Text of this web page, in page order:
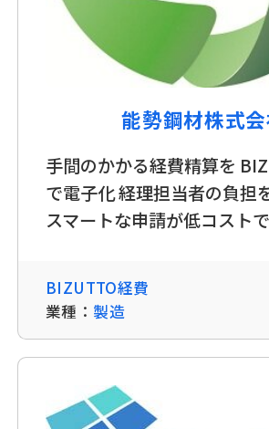
能勢鋼材株式
手間のかかる経費精算を
で電子化 経理担当者の負担
スマートな申請が低コスト
BIZUTTO経費
業種： 製造